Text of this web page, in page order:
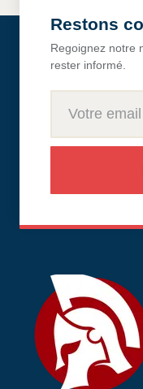
Restons
Regoignez notre
rester informé.